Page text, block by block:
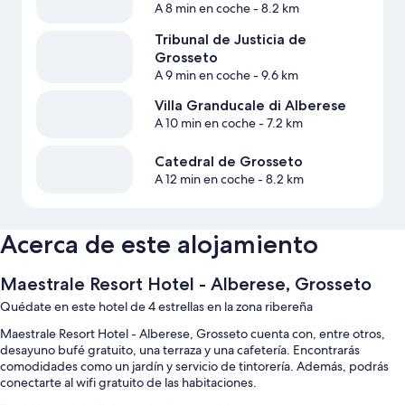
A 8 min en coche- 8.2 km
Tribunal de Justicia de
Grosseto
A 9 min en coche- 9.6 km
Villa Granducale di Alberese
A 10 min en coche- 7.2 km
Catedral de Grosseto
A 12 min en coche- 8.2 km
Acerca de este alojamiento
Maestrale Resort Hotel - Alberese, Grosseto
Quédate en este hotel de 4 estrellas en la zona ribereña
Maestrale Resort Hotel - Alberese, Grosseto cuenta con, entre otros,
desayuno bufé gratuito, una terraza y una cafetería. Encontrarás
comodidades como un jardín y servicio de tintorería. Además, podrás
conectarte al wifi gratuito de las habitaciones.